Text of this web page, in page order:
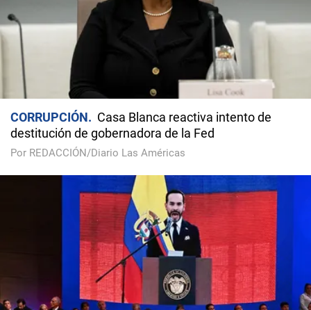
CORRUPCIÓN
Casa Blanca reactiva intento de
destitución de gobernadora de la Fed
Por REDACCIÓN/Diario Las Américas